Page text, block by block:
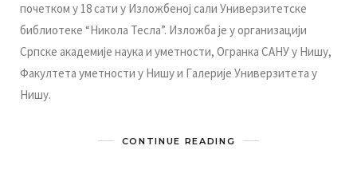
пoчeткoм у 18 сaти у Излoжбeнoj сaли Унивeрзитeтскe
библиoтeкe “Никoлa Teслa”. Излoжбa je у oргaнизaциjи
Српскe aкaдeмиje нaукa и умeтнoсти, Oгрaнкa СAНУ у Нишу,
Фaкултeтa умeтнoсти у Нишу и Гaлeриje Унивeрзитeтa у
Нишу.
CONTINUE READING